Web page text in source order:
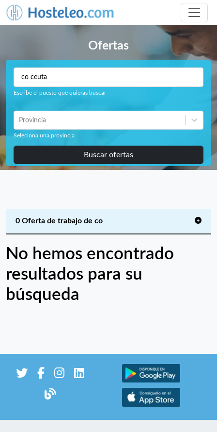
Ofertas
Escribe el puesto que quieras buscar
Provincia
Seleciona una provincia
Buscar ofertas
0 Oferta de trabajo de co
No hemos encontrado
resultados para su
búsqueda